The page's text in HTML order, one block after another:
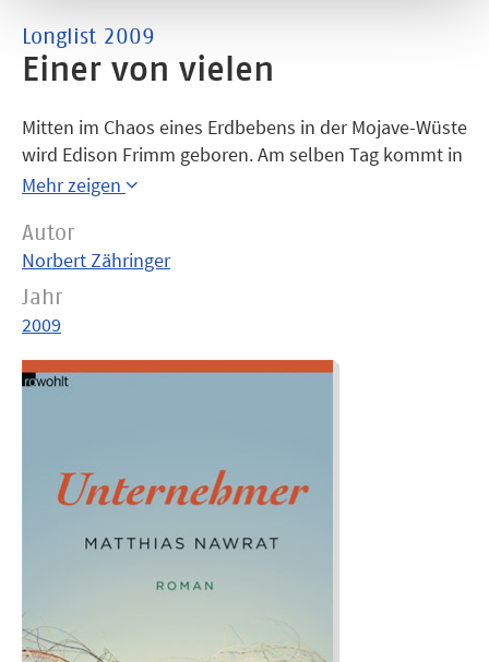
Longlist 2009
Einer von vielen
Mitten im Chaos eines Erdbebens in der Mojave-Wüste
wird Edison Frimm geboren. Am selben Tag kommt in
einem Berliner Mietshaus Siegfried zur Welt, auch er
Weimarer Republik. Noch am Abend wird sein Vater
umgebracht. So nimmt eine jahrzehntelange
Kriminalgeschichte ihren Lauf ? und es beginnen zwei
Lebenswege, die sich später, im Himmel über Berlin,
Mehr zeigen
Autor
Norbert Zähringer
Jahr
2009